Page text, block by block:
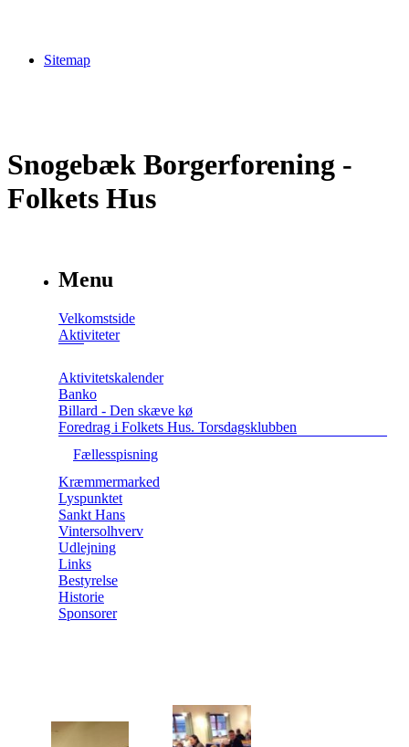
Sitemap
Snogebæk Borgerforening -
Folkets Hus
Menu
Velkomstside
Aktiviteter
Aktivitetskalender
Banko
Billard - Den skæve kø
Foredrag i Folkets Hus. Torsdagsklubben
Fællesspisning
Kræmmermarked
Lyspunktet
Sankt Hans
Vintersolhverv
Udlejning
Links
Bestyrelse
Historie
Sponsorer